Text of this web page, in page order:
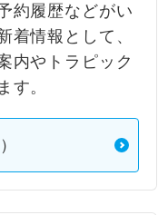
約履歴などがい
着情報として、
内やトラピック
す。